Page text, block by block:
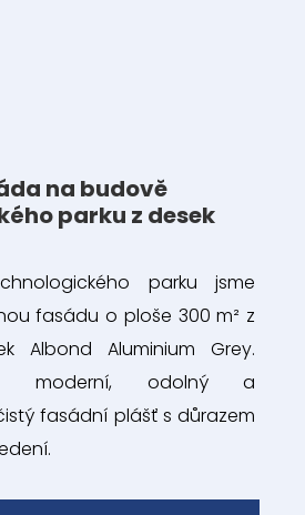
na budově
parku z desek
parku jsme
fasádu o ploše 300 m² z
Albond Aluminium Grey.
moderní, odolný a
fasádní plášť s důrazem